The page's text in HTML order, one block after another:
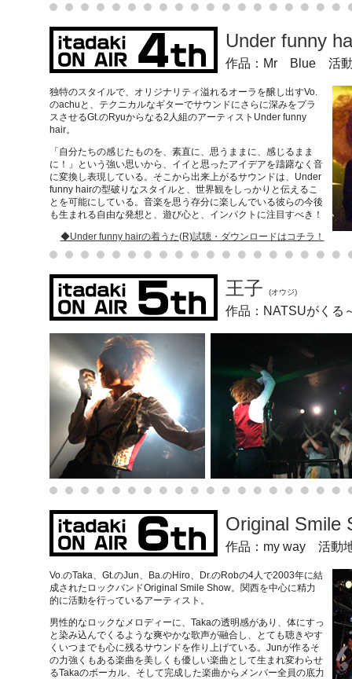
Under funny
作品：Mr Blue 活動
独特のスタイルで、オリジナリティ溢れるオーラを醸し出すVo.
のachuと、テクニカルなギターでサウンドにさらに深みをプラ
スさせるGt.のRyuからなる2人組のアーティストUnder funny
hair。
「自分たちの感じたものを、素直に、思うままに、感じるまま
に！」という強い思いから、イイと思ったアイデアを躊躇なく音
に変換し表現している。そこから出来上がるサウンドは、Under
funny hairの型破りなスタイルと、世界観をしっかりと伝えるこ
とを可能にしている。音楽を思う存分に楽しんでいる彼らの今後
も生まれる自由な発想と、遊び心と、インパクトに注目すべき！
◆Under funny hairの着うた(R)試聴・ダウンロードはコチラ！
王子 (オウジ)
作品：NATSUがくる
Original Smile
作品：my way 活動
Vo.のTaka、Gt.のJun、Ba.のHiro、Dr.のRobの4人で2003年に結
成されたロックバンドOriginal Smile Show。関西を中心に精力
的に活動を行っているアーティスト。
男性的なロックなメロディーに、Takaの透明感があり、体にすっ
と染み込んでくるような爽やかな歌声が融合し、とても聴きやす
くいつまでも心に残るサウンドを作り上げている。Junが作るそ
の力強くもある楽曲を美しくも優しい楽曲として生まれ変わらせ
るTakaのボーカル、そして完成した楽曲からメンバー全員の底力